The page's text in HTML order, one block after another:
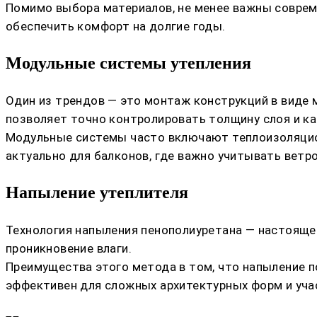
Помимо выбора материалов, не менее важны
обеспечить комфорт на долгие годы.
Модульные системы утепления
Один из трендов — это монтаж конструкций в виде
позволяет точно контролировать толщину слоя и
Модульные системы часто включают
актуально для балконов, где важно учитывать
Напыление утеплителя
Технология напыления пенополиуретана —
проникновение влаги.
Преимущества этого метода в том, что напыление
эффективен для сложных архитектурных форм и